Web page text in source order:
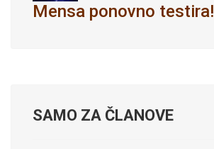
Mensa ponovno testira!
SAMO ZA ČLANOVE